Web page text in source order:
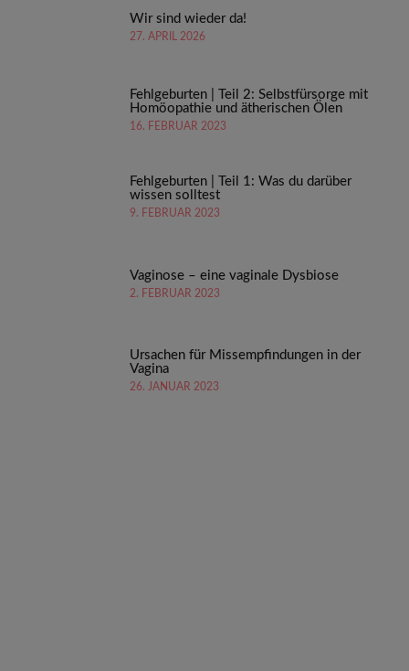
Wir sind wieder da!
27. APRIL 2026
Fehlgeburten | Teil 2: Selbstfürsorge mit
Homöopathie und ätherischen Ölen
16. FEBRUAR 2023
Fehlgeburten | Teil 1: Was du darüber
wissen solltest
9. FEBRUAR 2023
Vaginose – eine vaginale Dysbiose
2. FEBRUAR 2023
Ursachen für Missempfindungen in der
Vagina
26. JANUAR 2023